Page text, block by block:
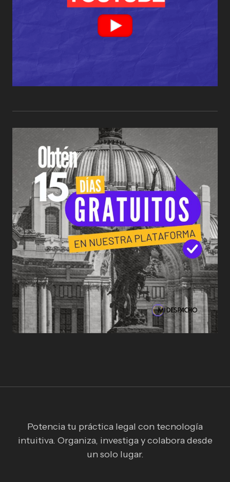
Potencia tu práctica legal con tecnología
intuitiva. Organiza, investiga y colabora desde
un solo lugar.